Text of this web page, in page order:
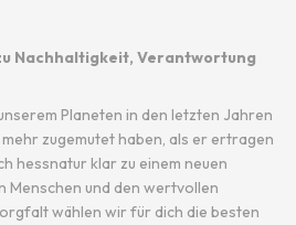
Nachhaltigkeit, Verantwortung
Planeten in den letzten Jahren
zugemutet haben, als er ertragen
hessnatur klar zu einem neuen
Menschen und den wertvollen
wählen wir für dich die besten